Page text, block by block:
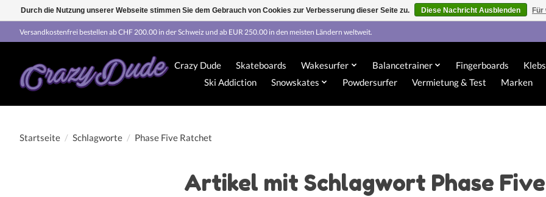
Versandkostenfrei bestellen ab CHF 200.00 in der Schweiz und ab EUR 250.00 in den meisten Ländern weltweit.
Crazy Dude Skateboards Wakesurfer Balancetrainer Fingerboards
Ski Addiction
Snowskates Powdersurfer Vermietung & Test Marken
Startseite / Schlagworte / Phase Five Ratchet
Artikel mit Schlagwort Phase
Durch die Nutzung unserer Webseite stimmen Sie dem Gebrauch von Cookies zur Verbesserung dieser Seite zu. Diese Nachricht Ausblenden